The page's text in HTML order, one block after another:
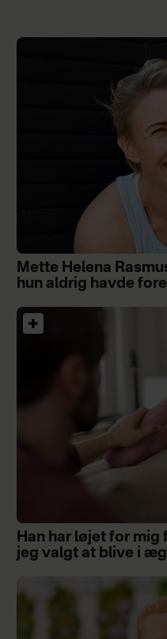
Mette Helena
hun aldrig havde
Han har løjet for mig
jeg valgt at blive i